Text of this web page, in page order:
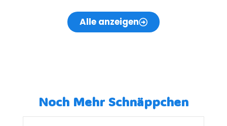
Alle anzeigen
Noch Mehr Schnäppchen